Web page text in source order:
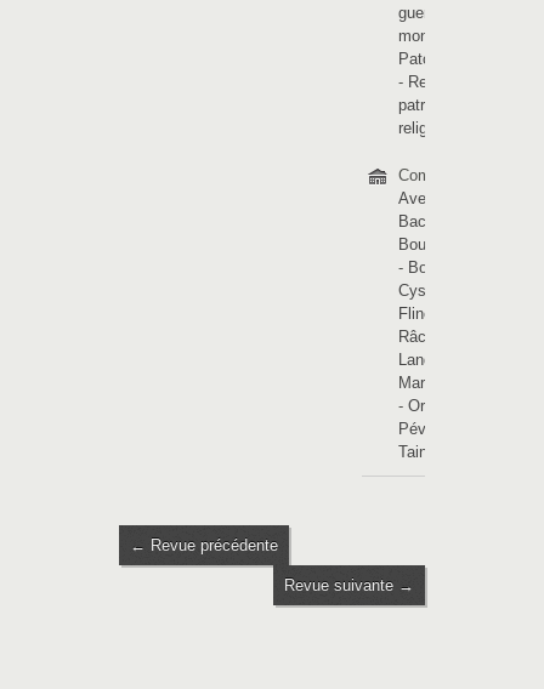
guerre
mondiale
Patois picard
- Religions et
patrimoine
religieux
Communes :
Avelin
Bachy
Bourghelles
- Bouvines
Cysoing
Flines-lez-
Râches
Landas
Marchiennes
- Orchies
Pévèle
Taintignies
← Revue précédente
Revue suivante →